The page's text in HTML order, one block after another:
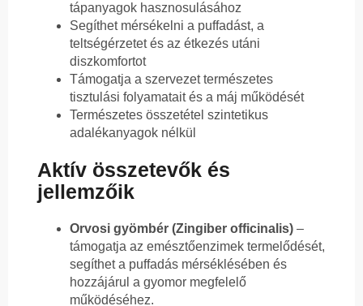
tápanyagok hasznosulásához
Segíthet mérsékelni a puffadást, a
teltségérzetet és az étkezés utáni
diszkomfortot
Támogatja a szervezet természetes
tisztulási folyamatait és a máj működését
Természetes összetétel szintetikus
adalékanyagok nélkül
Aktív összetevők és
jellemzőik
Orvosi gyömbér (Zingiber officinalis) –
támogatja az emésztőenzimek termelődését,
segíthet a puffadás mérséklésében és
hozzájárul a gyomor megfelelő
működéséhez.